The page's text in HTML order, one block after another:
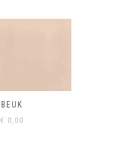
VISONE
€ 0,00